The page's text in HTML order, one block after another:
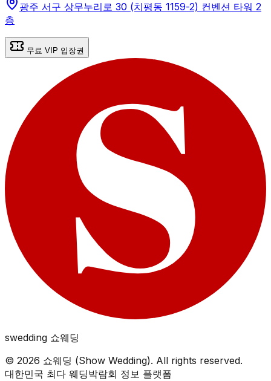
광주 서구 상무누리로 30 (치평동 1159-2) 컨벤션 타워 2
층
무료 VIP 입장권
swedding 쇼웨딩
© 2026 쇼웨딩 (Show Wedding). All rights reserved.
대한민국 최다 웨딩박람회 정보 플랫폼